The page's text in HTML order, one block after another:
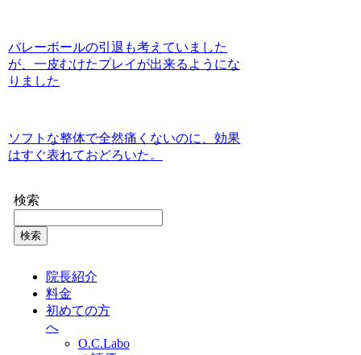
バレーボールの引退も考えていました
が、一皮むけたプレイが出来るようにな
りました
ソフトな整体で全然痛くないのに、効果
はすぐ表れておどろいた。
検索
検索
院長紹介
料金
初めての方
へ
O.C.Labo